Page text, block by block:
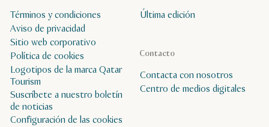
Última edición
Contacto
Contacta con nosotros
Centro de medios digitales
Términos y condiciones
Aviso de privacidad
Sitio web corporativo
Política de cookies
Logotipos de la marca Qatar
Tourism
Suscríbete a nuestro boletín
de noticias
Configuración de las cookies